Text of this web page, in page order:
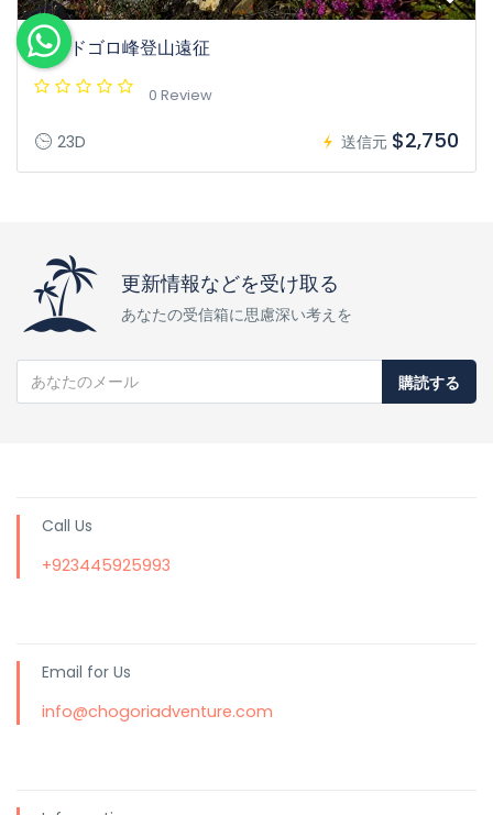
ゴンドゴロ峰登山遠征
0 Review
23D 送信元 $2,750
更新情報などを受け取る
あなたの受信箱に思慮深い考えを
購読する
Call Us
+923445925993
Email for Us
info@chogoriadventure.com